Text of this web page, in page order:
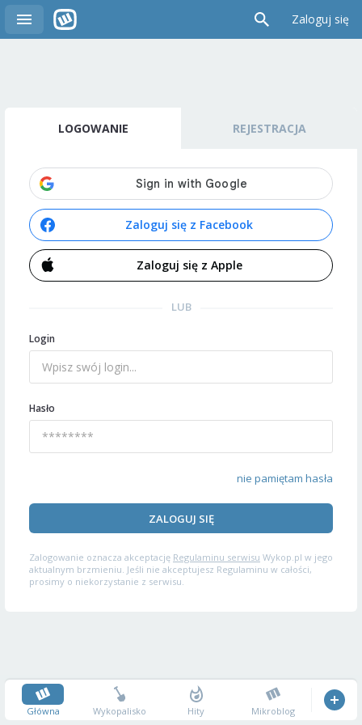
Zaloguj się
LOGOWANIE REJESTRACJA
Zaloguj się z Facebook
Zaloguj się z Apple
LUB
Login
Hasło
nie pamiętam hasła
ZALOGUJ SIĘ
Zalogowanie oznacza akceptację Regulaminu serwisu Wykop.pl w jego
aktualnym brzmieniu. Jeśli nie akceptujesz Regulaminu w całości,
prosimy o niekorzystanie z serwisu.
Główna Wykopalisko Hity Mikroblog